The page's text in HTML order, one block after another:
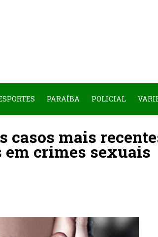
PARAÍBA POLICIAL
casos mais
crimes sexuais